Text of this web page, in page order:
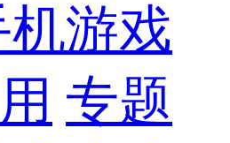
机游戏
专题